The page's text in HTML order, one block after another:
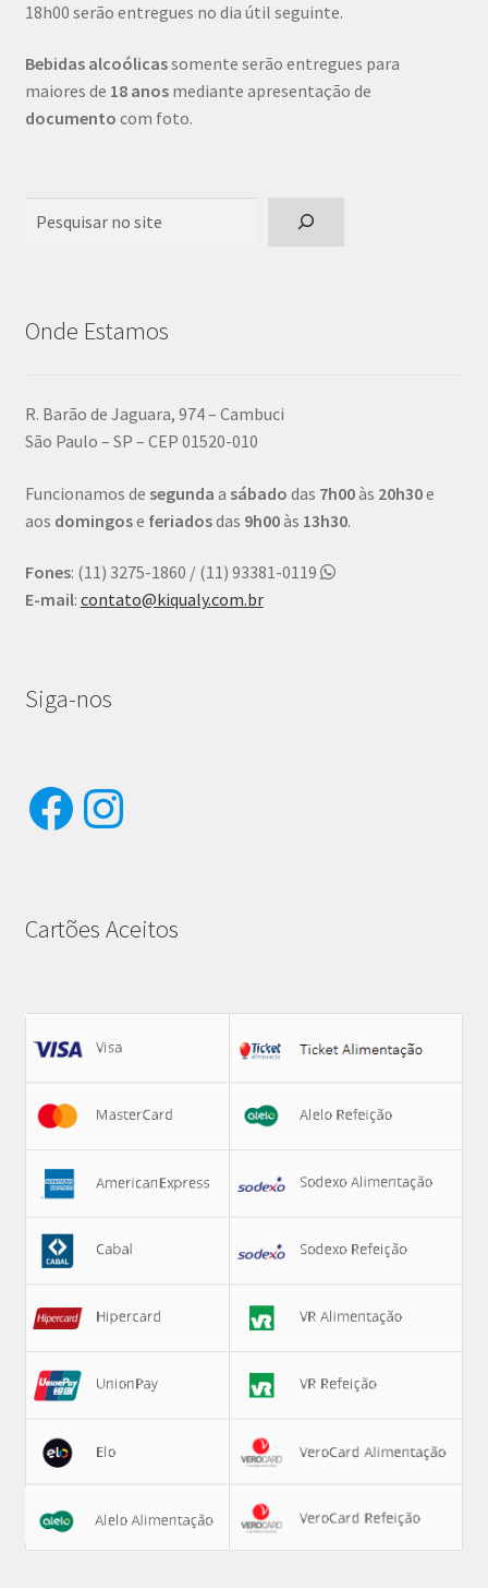
18h00 serão entregues no dia útil seguinte.
Bebidas alcoólicassomente serão entregues para
maiores de 18 anosmediante apresentação de
documento com foto.
Onde Estamos
R. Barão de Jaguara, 974 – Cambuci
São Paulo – SP – CEP 01520-010
Funcionamos de segunda a sábado das 7h00às 20h30e
aos domingose feriadosdas 9h00às 13h30.
Fones: (11) 3275-1860 / (11) 93381-0119
E-mail: contato@kiqualy.com.br
Siga-nos
Facebook
Instagram
Cartões Aceitos